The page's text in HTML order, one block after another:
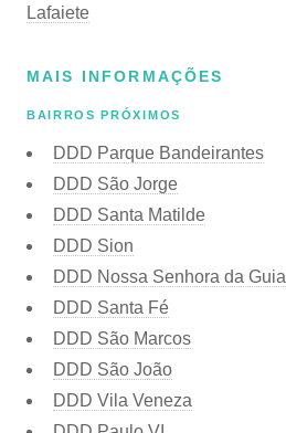
Lafaiete
MAIS INFORMAÇÕES
BAIRROS PRÓXIMOS
DDD Parque Bandeirantes
DDD São Jorge
DDD Santa Matilde
DDD Sion
DDD Nossa Senhora da Guia
DDD Santa Fé
DDD São Marcos
DDD São João
DDD Vila Veneza